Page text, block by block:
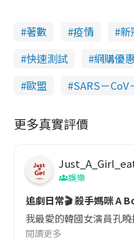
著數 疫情 新
快速測試
網購優惠
歐盟
SARS－CoV
更多真實評價
娛樂
追劇日常🎬 殺手媽咪 A
我最愛的韓國女演員孔
閱讀更多